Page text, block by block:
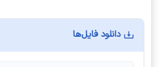
دانلود فایل‌ها